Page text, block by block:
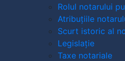
Rolul notarului
Atribuțiile
Scurt istoric al
Legislație
Taxe notariale